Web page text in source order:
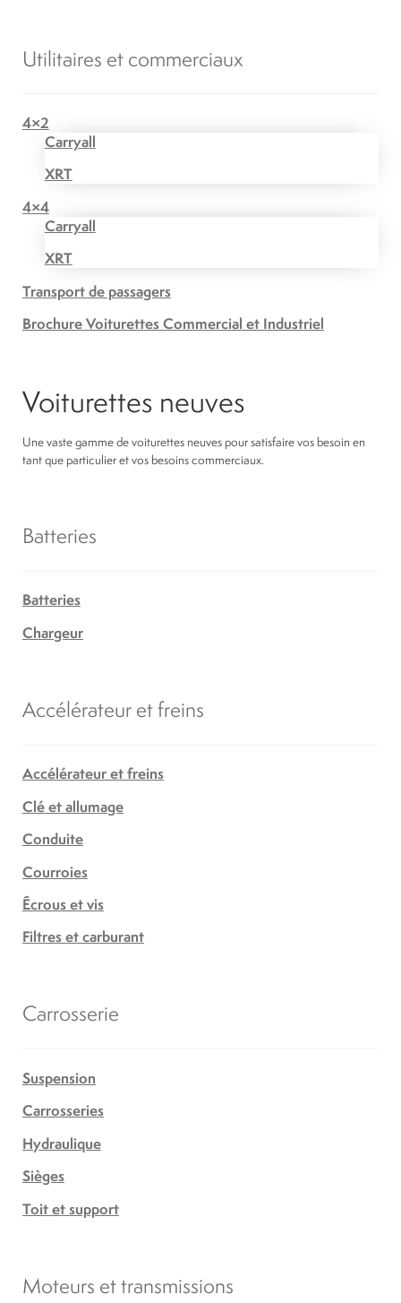
Utilitaires et commerciaux
4×2
Carryall
XRT
4×4
Carryall
XRT
Transport de passagers
Brochure Voiturettes Commercial et Industriel
Voiturettes neuves
Une vaste gamme de voiturettes neuves pour satisfaire vos besoin en
tant que particulier et vos besoins commerciaux.
Batteries
Batteries
Chargeur
Accélérateur et freins
Accélérateur et freins
Clé et allumage
Conduite
Courroies
Écrous et vis
Filtres et carburant
Carrosserie
Suspension
Carrosseries
Hydraulique
Sièges
Toit et support
Moteurs et transmissions